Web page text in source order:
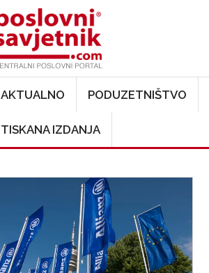
AKTUALNO PODUZETNIŠTVO
TISKANA IZDANJA